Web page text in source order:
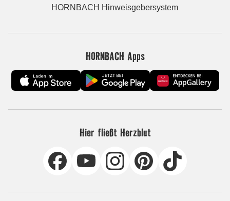
HORNBACH Hinweisgebersystem
HORNBACH Apps
Hier fließt Herzblut